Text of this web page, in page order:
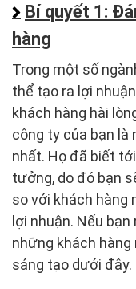
Bí quyết 1:
hàng
Trong một số
thể tạo ra lợi
khách hàng hài
công ty của bạn là
nhất. Họ đã biết
tưởng, do đó bạn
so với khách hàng
lợi nhuận. Nếu
những khách hàng
sáng tạo dưới đây.